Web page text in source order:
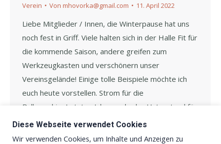
Verein Von mhovorka@gmail.com 11. April 2022
Liebe Mitglieder / Innen, die Winterpause hat uns
noch fest in Griff. Viele halten sich in der Halle Fit für
die kommende Saison, andere greifen zum
Werkzeugkasten und verschönern unser
Vereinsgelände! Einige tolle Beispiele möchte ich
euch heute vorstellen. Strom für die
BallmaschineLetztes Jahr wurde der Unterstand für
die Ballmaschine am Ende von Platz 4…
Diese Webseite verwendet Cookies
Wir verwenden Cookies, um Inhalte und Anzeigen zu